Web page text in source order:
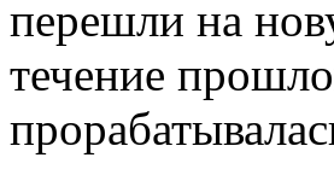
перешли на
течение